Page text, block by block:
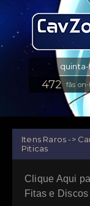
fãs
Itens Raros ->
Piticas
Clique Aqui
Fitas e Discos